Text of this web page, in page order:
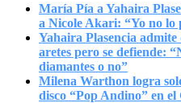
María Pía a Yahaira
a Nicole Akari: “Yo no lo
Yahaira Plasencia
aretes pero se defiende:
diamantes o no”
Milena Warthon logra
disco “Pop Andino” en